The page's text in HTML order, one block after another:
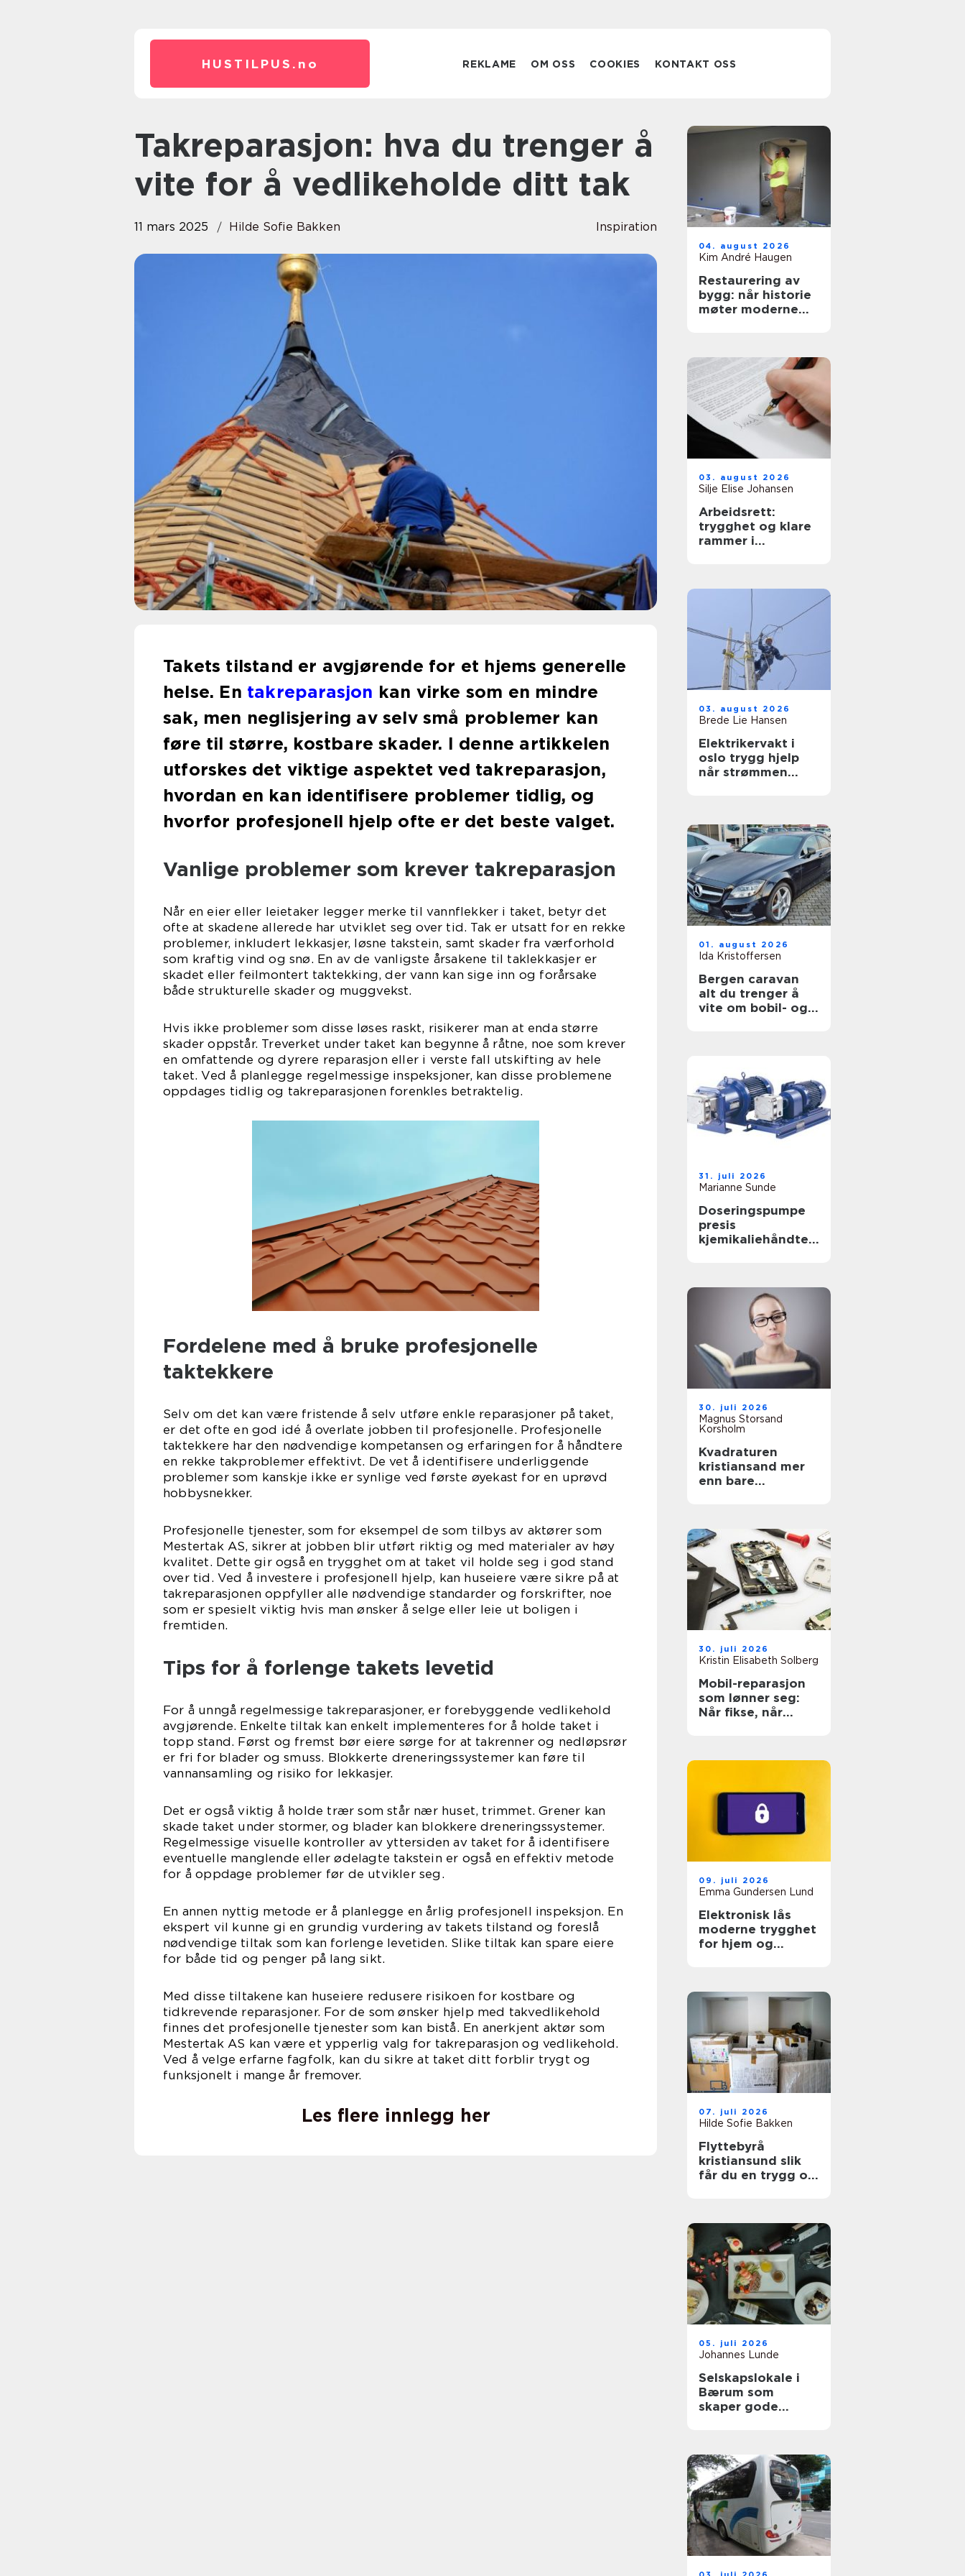
HUSTILPUS. no REKLAME OM OSS COOKIES KONTAKT OSS
Takreparasjon: hva du trenger å
vite for å vedlikeholde ditt tak
11 mars 2025 Hilde Sofie Bakken Inspiration
Takets tilstand er avgjørende for et hjems generelle
helse. En takreparasjon kan virke som en mindre
sak, men neglisjering av selv små problemer kan
føre til større, kostbare skader. I denne artikkelen
utforskes det viktige aspektet ved takreparasjon,
hvordan en kan identifisere problemer tidlig, og
hvorfor profesjonell hjelp ofte er det beste valget.
Vanlige problemer som krever takreparasjon
Når en eier eller leietaker legger merke til vannflekker i taket, betyr det
ofte at skadene allerede har utviklet seg over tid. Tak er utsatt for en rekke
problemer, inkludert lekkasjer, løsne takstein, samt skader fra værforhold
som kraftig vind og snø. En av de vanligste årsakene til taklekkasjer er
skadet eller feilmontert taktekking, der vann kan sige inn og forårsake
både strukturelle skader og muggvekst.
Hvis ikke problemer som disse løses raskt, risikerer man at enda større
skader oppstår. Treverket under taket kan begynne å råtne, noe som krever
en omfattende og dyrere reparasjon eller i verste fall utskifting av hele
taket. Ved å planlegge regelmessige inspeksjoner, kan disse problemene
oppdages tidlig og takreparasjonen forenkles betraktelig.
Fordelene med å bruke profesjonelle
taktekkere
Selv om det kan være fristende å selv utføre enkle reparasjoner på taket,
er det ofte en god idé å overlate jobben til profesjonelle. Profesjonelle
taktekkere har den nødvendige kompetansen og erfaringen for å håndtere
en rekke takproblemer effektivt. De vet å identifisere underliggende
problemer som kanskje ikke er synlige ved første øyekast for en uprøvd
hobbysnekker.
Profesjonelle tjenester, som for eksempel de som tilbys av aktører som
Mestertak AS, sikrer at jobben blir utført riktig og med materialer av høy
kvalitet. Dette gir også en trygghet om at taket vil holde seg i god stand
over tid. Ved å investere i profesjonell hjelp, kan huseiere være sikre på at
takreparasjonen oppfyller alle nødvendige standarder og forskrifter, noe
som er spesielt viktig hvis man ønsker å selge eller leie ut boligen i
fremtiden.
Tips for å forlenge takets levetid
For å unngå regelmessige takreparasjoner, er forebyggende vedlikehold
avgjørende. Enkelte tiltak kan enkelt implementeres for å holde taket i
topp stand. Først og fremst bør eiere sørge for at takrenner og nedløpsrør
er fri for blader og smuss. Blokkerte dreneringssystemer kan føre til
vannansamling og risiko for lekkasjer.
Det er også viktig å holde trær som står nær huset, trimmet. Grener kan
skade taket under stormer, og blader kan blokkere dreneringssystemer.
Regelmessige visuelle kontroller av yttersiden av taket for å identifisere
eventuelle manglende eller ødelagte takstein er også en effektiv metode
for å oppdage problemer før de utvikler seg.
En annen nyttig metode er å planlegge en årlig profesjonell inspeksjon. En
ekspert vil kunne gi en grundig vurdering av takets tilstand og foreslå
nødvendige tiltak som kan forlenge levetiden. Slike tiltak kan spare eiere
for både tid og penger på lang sikt.
Med disse tiltakene kan huseiere redusere risikoen for kostbare og
tidkrevende reparasjoner. For de som ønsker hjelp med takvedlikehold
finnes det profesjonelle tjenester som kan bistå. En anerkjent aktør som
Mestertak AS kan være et ypperlig valg for takreparasjon og vedlikehold.
Ved å velge erfarne fagfolk, kan du sikre at taket ditt forblir trygt og
funksjonelt i mange år fremover.
Les flere innlegg her
04. august 2026
Kim André Haugen
Restaurering av
bygg: når historie
møter moderne
03. august 2026
Silje Elise Johansen
Arbeidsrett:
trygghet og klare
rammer i
03. august 2026
Brede Lie Hansen
Elektrikervakt i
oslo trygg hjelp
når strømmen
01. august 2026
Ida Kristoffersen
Bergen caravan
alt du trenger å
vite om bobil- og
31. juli 2026
Marianne Sunde
Doseringspumpe
presis
kjemikaliehåndteri
30. juli 2026
Magnus Storsand
Korsholm
Kvadraturen
kristiansand mer
enn bare
30. juli 2026
Kristin Elisabeth Solberg
Mobil-reparasjon
som lønner seg:
Når fikse, når
09. juli 2026
Emma Gundersen Lund
Elektronisk lås
moderne trygghet
for hjem og
07. juli 2026
Hilde Sofie Bakken
Flyttebyrå
kristiansund slik
får du en trygg og
05. juli 2026
Johannes Lunde
Selskapslokale i
Bærum som
skaper gode